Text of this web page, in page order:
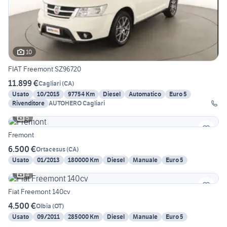
10
FIAT Freemont SZ96720
11.899 €Cagliari(CA)
Usato
10/2015 97754 Km Diesel Automatico
Euro 5
Rivenditore AUTOHERO Cagliari
5
Fremont
6.500 €Ortacesus(CA)
Usato
01/2013 180000 Km Diesel Manuale
Euro 5
4
Fiat Freemont 140cv
4.500 €Olbia (OT)
Usato
09/2011 285000 Km Diesel Manuale Euro 5